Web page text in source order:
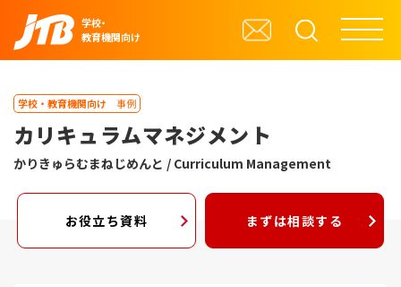
学校・
教育機関向け
学校・教育機関向け 事例
カリキュラムマネジメント
かりきゅらむまねじめんと / Curriculum Management
お役立ち資料 まずは相談する